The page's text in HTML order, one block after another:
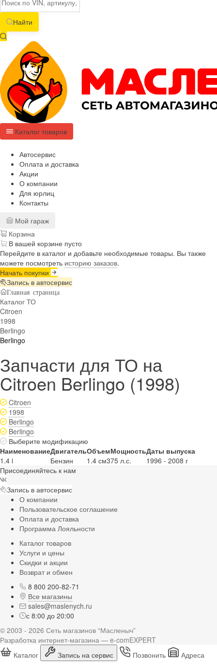
Найти
Каталог товаров
Автосервис
Оплата и доставка
Акции
О компании
Для юрлиц
Контакты
Мой гараж
Корзина
В вашей корзине пусто
Перейдите в каталог и добавьте необходимые товары. Вы также
можете посмотреть историю заказов.
Начать покупки
Запись в автосервис
Главная страница
Каталог ТО
Citroen
1998
Berlingo
Berlingo
Запчасти для ТО на
Citroen Berlingo (1998)
Citroen
1998
Berlingo
Berlingo
Выберите модификацию
НаименованиеДвигательОбъемМощностьДаты выпуска
1.4 i
Бензин 1.4 см375 л.с.
1996 - 2008 г
Присоединяйтесь к нам
Запись в автосервис
О компании
Пользовательское соглашение
Оплата и доставка
Программа Лояльности
Каталог товаров
Услуги и цены
Скидки и акции
Возврат и обмен
8 800 200-82-71
Все магазины
sales@maslenych.ru
с 8:00 до 20:00
© 2003 - 2026 Сеть магазинов “Масленыч”
Разработка интернет-магазина — e-comEXPERT
Каталог
Запись на сервис Позвонить Адреса